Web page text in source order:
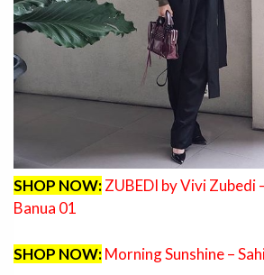
SHOP NOW:ZUBEDI by Vivi Zubedi
Banua 01
SHOP NOW:Morning Sunshine –